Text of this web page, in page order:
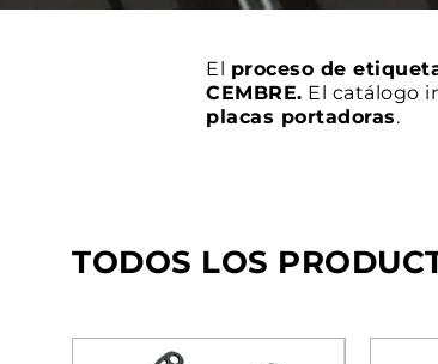
El proceso de
CEMBRE. El catálogo
placas portadoras.
TODOS LOS